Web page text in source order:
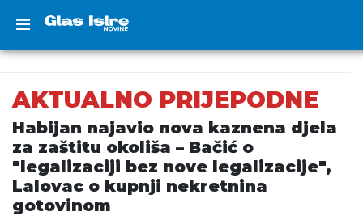
AKTUALNO PRIJEPODNE
Habijan najavio nova kaznena djela
za zaštitu okoliša – Bačić o
"legalizaciji bez nove legalizacije",
Lalovac o kupnji nekretnina
gotovinom